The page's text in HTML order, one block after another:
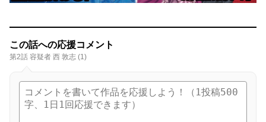
この話への応援コメント
第2話 容疑者 西 敦志 (1)